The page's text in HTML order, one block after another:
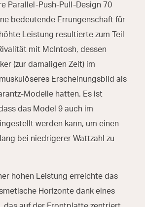
Parallel-Push-Pull-Design 70
bedeutende Errungenschaft für
Leistung resultierte zum Teil
mit McIntosh, dessen
(zur damaligen Zeit) im
Erscheinungsbild als
Modelle hatten. Es ist
das Model 9 auch im
werden kann, um einen
bei niedrigerer Wattzahl zu
hohen Leistung erreichte das
Horizonte dank eines